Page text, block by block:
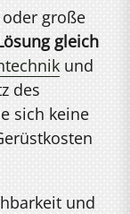
große
gleich
und
des
sich keine
und